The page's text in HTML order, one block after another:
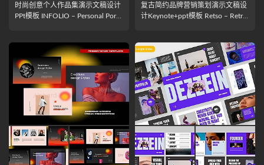
时尚创意个人作品集演示文稿设计
PPt模板 INFOLIO – Personal Portf
复古简约品牌营销策划演示文稿设
计Keynote+ppt模板 Retso – Retro